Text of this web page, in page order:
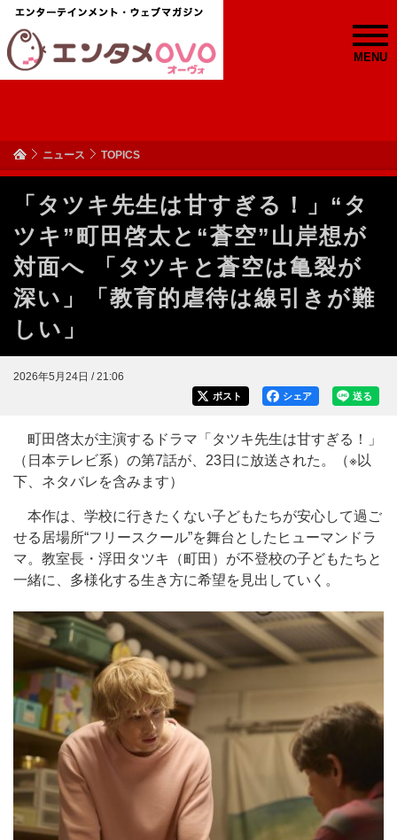
MENU
ニュース TOPICS
「タツキ先生は甘すぎる！」“タ
ツキ”町田啓太と“蒼空”山岸想が
対面へ 「タツキと蒼空は亀裂が
深い」「教育的虐待は線引きが難
しい」
2026年5月24日 / 21:06
送る
シェア
ポスト
町田啓太が主演するドラマ「タツキ先生は甘すぎる！」
（日本テレビ系）の第7話が、23日に放送された。（※以
下、ネタバレを含みます）
本作は、学校に行きたくない子どもたちが安心して過ご
せる居場所“フリースクール”を舞台としたヒューマンドラ
マ。教室長・浮田タツキ（町田）が不登校の子どもたちと
一緒に、多様化する生き方に希望を見出していく。